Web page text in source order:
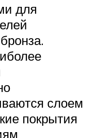
для
слоем
покрытия